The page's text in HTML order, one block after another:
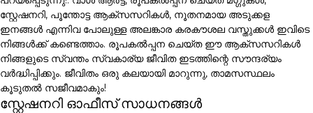
സ്റ്റേഷനറി, പൂന്തോട്ട ആക്സസറികൾ, നൂതനമായ അടുക്കള
ഇനങ്ങൾ എന്നിവ പോലുള്ള അലങ്കാര കരകൗശല വസ്തുക്കൾ ഇവിടെ
നിങ്ങൾക്ക് കണ്ടെത്താം. രൂപകൽപ്പന ചെയ്ത ഈ ആക്സസറികൾ
നിങ്ങളുടെ സ്വന്തം സ്വകാര്യ ജീവിത ഇടത്തിന്റെ സൗന്ദര്യം
വർദ്ധിപ്പിക്കും. ജീവിതം ഒരു കലയായി മാറുന്നു, താമസസ്ഥലം
കൂടുതൽ സജീവമാകും!
സ്റ്റേഷനറി ഓഫീസ് സാധനങ്ങൾ